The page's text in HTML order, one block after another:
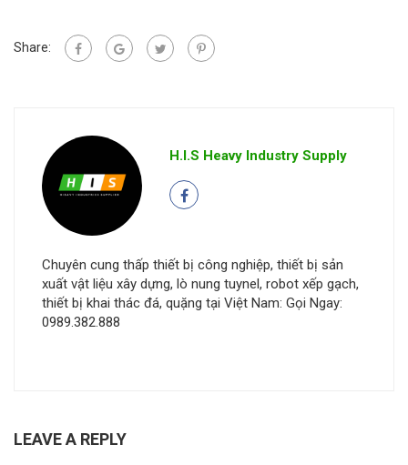
Share:
H.I.S Heavy Industry Supply
Chuyên cung thấp thiết bị công nghiệp, thiết bị sản
xuất vật liệu xây dựng, lò nung tuynel, robot xếp gạch,
thiết bị khai thác đá, quặng tại Việt Nam: Gọi Ngay:
0989.382.888
LEAVE A REPLY